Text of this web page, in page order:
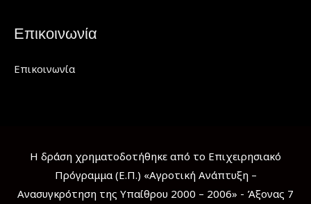
Επικοινωνία
Επικοινωνία
Η δράση χρηματοδοτήθηκε από το Επιχειρησιακό
Πρόγραμμα (Ε.Π.) «Αγροτική Ανάπτυξη –
Ανασυγκρότηση της Υπαίθρου 2000 – 2006» - Άξονας 7